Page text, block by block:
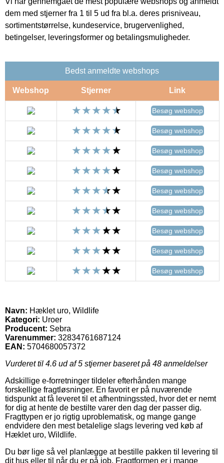
dem med stjerner fra 1 til 5 ud fra bl.a. deres prisniveau,
sortimentstørrelse, kundeservice, brugervenlighed,
betingelser, leveringsformer og betalingsmuligheder.
Bedst anmeldte webshops
Webshop Stjerner Link
Besøg webshop
Besøg webshop
Besøg webshop
Besøg webshop
Besøg webshop
Besøg webshop
Besøg webshop
Besøg webshop
Besøg webshop
Navn: Hæklet uro, Wildlife
Kategori: Uroer
Producent: Sebra
Varenummer: 32834761687124
EAN: 5704680057372
Vurderet til 4.6 ud af 5 stjerner baseret på 48 anmeldelser
Adskillige e-forretninger tildeler efterhånden mange
forskellige fragtløsninger. En favorit er på nuværende
tidspunkt at få leveret til et afhentningssted, hvor det er nemt
for dig at hente de bestilte varer den dag der passer dig.
Fragttypen er jo rigtig uproblematisk, og mange gange
endvidere den mest betalelige slags levering ved køb af
Hæklet uro, Wildlife.
Du bør lige så vel planlægge at bestille pakken til levering til
dit hus eller til når du er på job. Fragtformen er i mange